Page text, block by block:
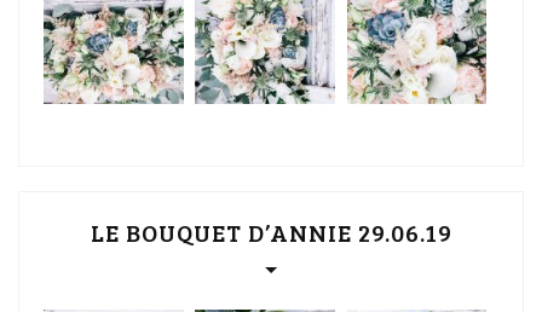
LE BOUQUET D’ANNIE 29.06.19